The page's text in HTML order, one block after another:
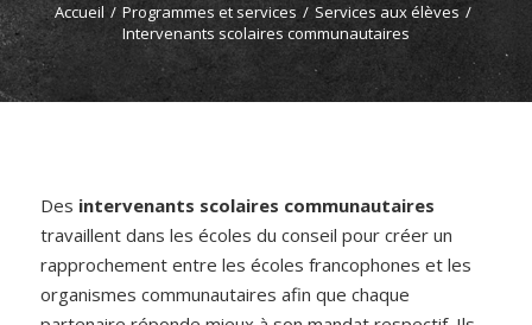
Accueil / Programmes et services / Services aux élèves /
Intervenants scolaires communautaires
Des intervenants scolaires communautaires
travaillent dans les écoles du conseil pour créer un
rapprochement entre les écoles francophones et les
organismes communautaires afin que chaque